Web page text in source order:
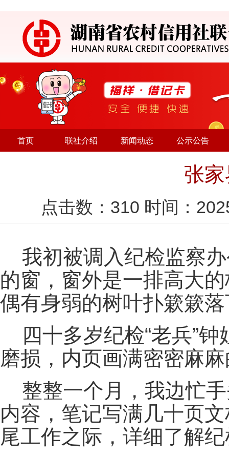
首页 联社介绍 新闻动态 公示公告
张
点击数： 310 时间：
我初被调入纪检监察
的窗，窗外是一排高大
偶有身弱的树叶扑簌簌
四十多岁纪检“老兵”
磨损，内页画满密密麻
整整一个月，我边忙
内容，笔记写满几十页
尾工作之际，详细了解